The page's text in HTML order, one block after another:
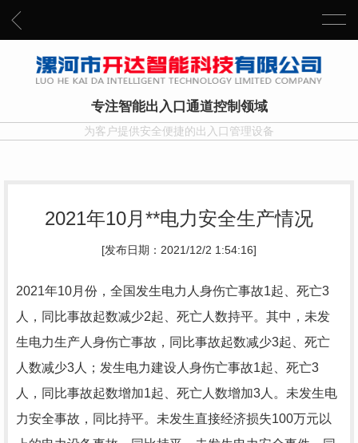
专注智能出入口通道控制领域
为客户提供安全便捷的出入口管理设备
2021年10月**电力安全生产情况
[发布日期：2021/12/2 1:54:16]
2021年10月份，全国发生电力人身伤亡事故1起、死亡3
人，同比事故起数减少2起、死亡人数持平。其中，未发
生电力生产人身伤亡事故，同比事故起数减少3起、死亡
人数减少3人；发生电力建设人身伤亡事故1起、死亡3
人，同比事故起数增加1起、死亡人数增加3人。未发生电
力安全事故，同比持平。未发生直接经济损失100万元以